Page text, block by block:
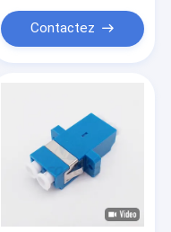
Contactez